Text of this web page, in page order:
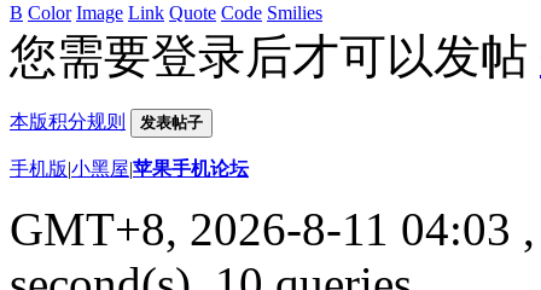
B Color Image Link Quote Code Smilies
您需要登录后才可以发帖
本版积分规则 发表帖子
手机版|小黑屋|苹果手机论坛
GMT+8, 2026-8-11 04:03